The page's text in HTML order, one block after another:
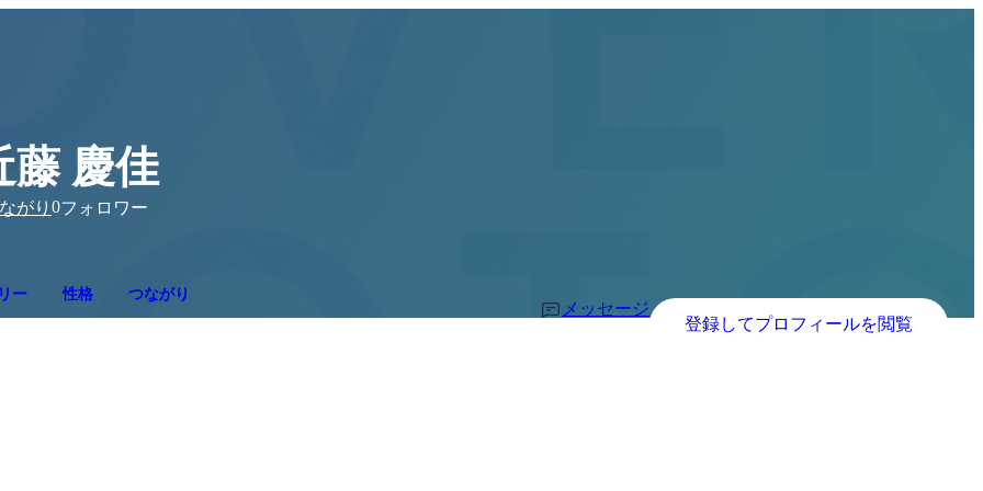
藤 慶佳
がり 0フォロワー
ー 性格 つながり
メッセージ
登録してプロフィールを閲覧